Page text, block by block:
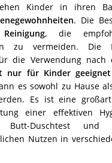
Kinder in ihren
. Die
, die
zu vermeiden. Die
die Verwendung nach
nur für Kinder
es sowohl zu Hause
Es ist eine
einer effektiven
Butt-Duschtest und
Nutzen in